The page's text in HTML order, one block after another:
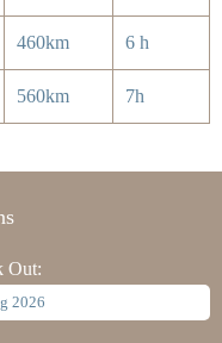
460km 6 h
560km 7h
Out: